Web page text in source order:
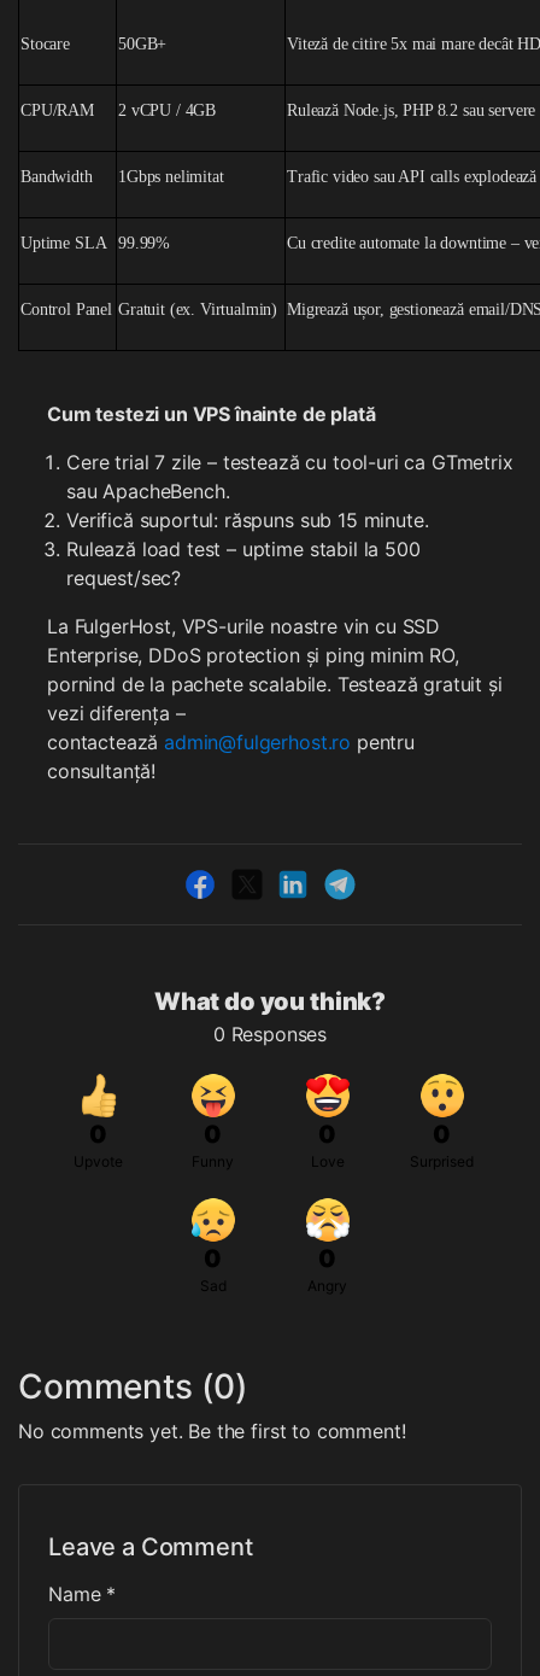
Stocare 50GB+ Viteză de citire 5x mai mare decât
CPU/RAM 2 vCPU / 4GB Rulează Node.js, PHP 8.2 sau
Bandwidth 1Gbps nelimitat Trafic video sau API calls
Uptime SLA 99.99% Cu credite automate la downtime –
Control Panel Gratuit (ex. Virtualmin) Migrează ușor, gestionează email/
Cum testezi un VPS înainte de plată
Cere trial 7 zile – testează cu tool-uri ca GTmetrix
sau ApacheBench.
Verifică suportul: răspuns sub 15 minute.
Rulează load test – uptime stabil la 500
request/sec?
La FulgerHost, VPS-urile noastre vin cu SSD
Enterprise, DDoS protection și ping minim RO,
pornind de la pachete scalabile. Testează gratuit și
vezi diferența –
contacteazăadmin@fulgerhost.ro pentru
consultanță!
What do you think?
0 Responses
0
Upvote
0
Funny
0
Love
0
Surprised
0
Sad
0
Angry
Comments (0)
No comments yet. Be the first to comment!
Leave a Comment
Name *